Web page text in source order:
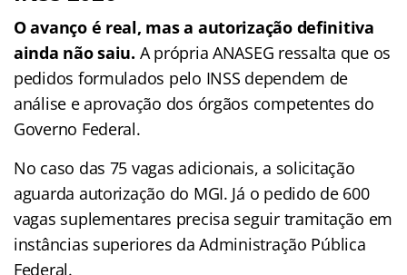
O avanço é real, mas a autorização definitiva
ainda não saiu. A própria ANASEG ressalta que os
pedidos formulados pelo INSS dependem de
análise e aprovação dos órgãos competentes do
Governo Federal.
No caso das 75 vagas adicionais, a solicitação
aguarda autorização do MGI. Já o pedido de 600
vagas suplementares precisa seguir tramitação em
instâncias superiores da Administração Pública
Federal.